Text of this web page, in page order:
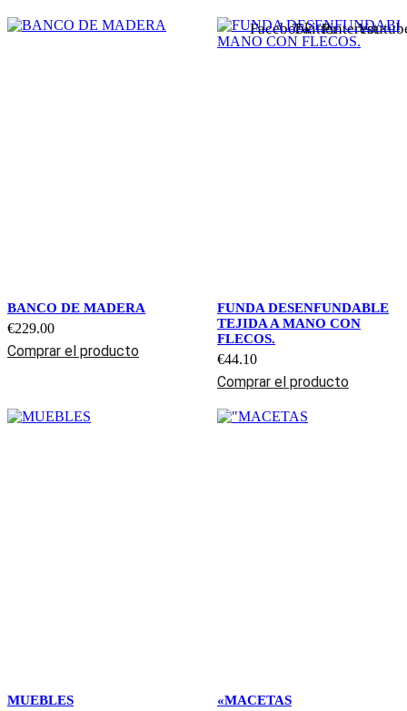
FacebookTwitterPinterest
BANCO DE MADERA
€229.00
Comprar el producto
FUNDA DESENFUNDABLE
TEJIDA A MANO CON
FLECOS.
€44.10
Comprar el producto
MUEBLES «MACETAS